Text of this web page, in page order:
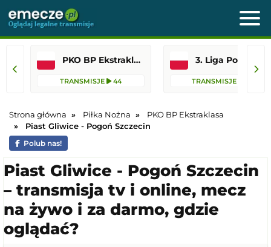
PKO BP Ekstraklasa
TRANSMISJE 44
3. Liga Polska
TRANSMISJE
Strona główna Piłka Nożna
PKO BP Ekstraklasa
Piast Gliwice - Pogoń Szczecin
Polub nas!
Piast Gliwice - Pogoń Szczecin
– transmisja tv i online, mecz
na żywo i za darmo, gdzie
oglądać?